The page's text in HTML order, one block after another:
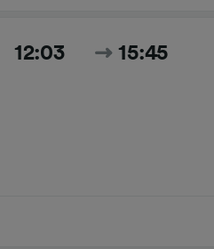
12:03 15:45